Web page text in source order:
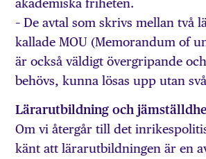
– De avtal som skrivs mellan två
kallade MOU (Memorandum of
är också väldigt övergripande
behövs, kunna lösas upp utan
Lärarutbildning och
Om vi återgår till det
känt att lärarutbildningen är en